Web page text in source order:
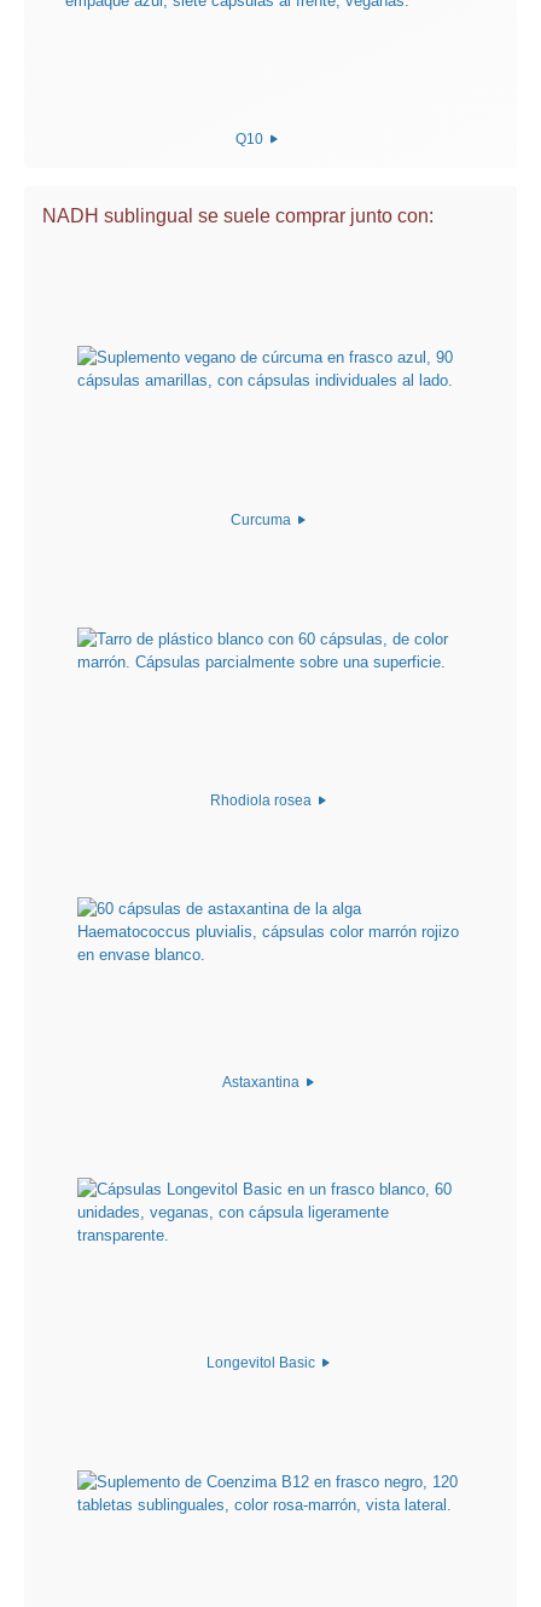
Q10
NADH sublingual se suele comprar junto con:
Curcuma
Rhodiola rosea
Astaxantina
Longevitol Basic